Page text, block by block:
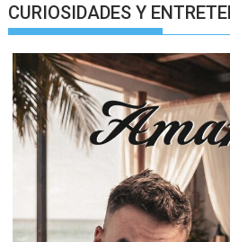
CURIOSIDADES Y